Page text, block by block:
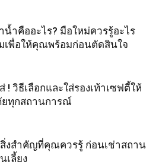
น้ำคืออะไร? มือใหม่ควรรู้อะไร
เพื่อให้คุณพร้อมก่อนตัดสินใจ
! วิธีเลือกและใส่รองเท้าเซฟตี้ให้
ทุกสถานการณ์
งสำคัญที่คุณควรรู้ ก่อนเช่าสถาน
เลี้ยง